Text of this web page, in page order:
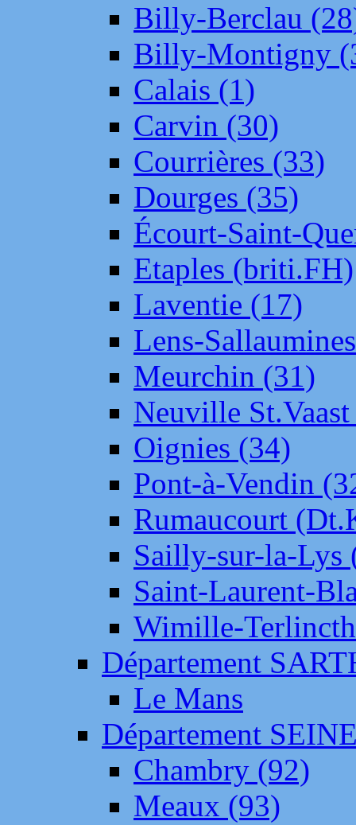
Billy-Berclau
Billy-Montigny
Calais (1)
Carvin (30)
Courrières (33)
Dourges (35)
Écourt-Saint-
Etaples (briti.FH)
Laventie (17)
Lens-
Meurchin (31)
Neuville
Oignies (34)
Pont-à-Vendin
Rumaucourt
Sailly-sur-la-Lys
Saint-Laurent-
Wimille-
Département
Le Mans
Département
Chambry (92)
Meaux (93)